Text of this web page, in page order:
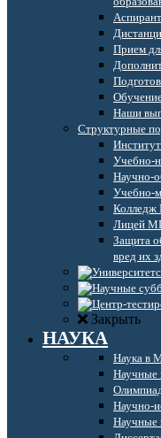
Прием
Наши
Структурные
Учебно-
Научно-
Учебно-
Лицей
Защита
вред их
Закрыть
НАУКА
Наука в
Научные
Научно-
Научные